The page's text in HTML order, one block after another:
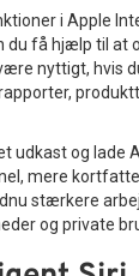
i Apple
du få hjælp til at
nyttigt, hvis
udkast og lade
mere
stærkere
og private